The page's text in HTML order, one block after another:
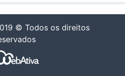
© Todos os direitos